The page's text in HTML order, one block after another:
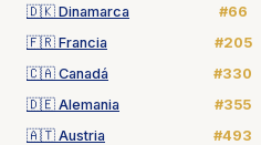
🇩🇰 Dinamarca #66
🇫🇷 Francia #205
🇨🇦 Canadá #330
🇩🇪 Alemania #355
🇦🇹 Austria #493